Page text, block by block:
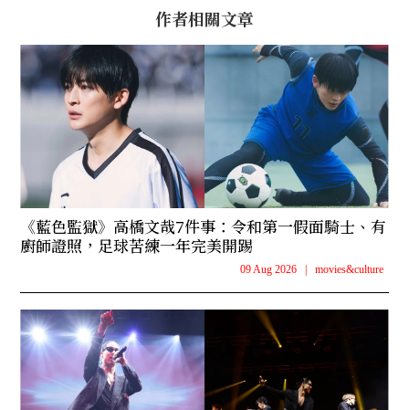
作者相關文章
《藍色監獄》高橋文哉7件事：令和第一假面騎士、有
廚師證照，足球苦練一年完美開踢
09 Aug 2026 | movies&culture